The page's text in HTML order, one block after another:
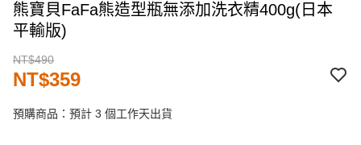
熊寶貝FaFa熊造型瓶無添加洗衣精400g(日本
平輸版)
NT$490
NT$359
預購商品：預計 3 個工作天出貨